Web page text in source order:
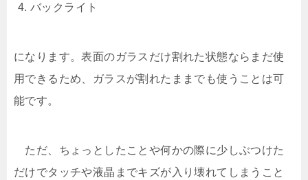
バックライト
になります。表面のガラスだけ割れた状態ならまだ使
用できるため、ガラスが割れたままでも使うことは可
能です。
ただ、ちょっとしたことや何かの際に少しぶつけた
だけでタッチや液晶までキズが入り壊れてしまうこと